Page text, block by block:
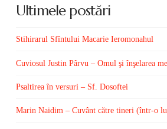
Ultimele postări
Stihirarul Sfîntului Macarie Ieromonahul
Cuviosul Justin Pârvu – Omul şi înşelarea
Psaltirea în versuri – Sf. Dosoftei
Marin Naidim – Cuvânt către tineri (într-o